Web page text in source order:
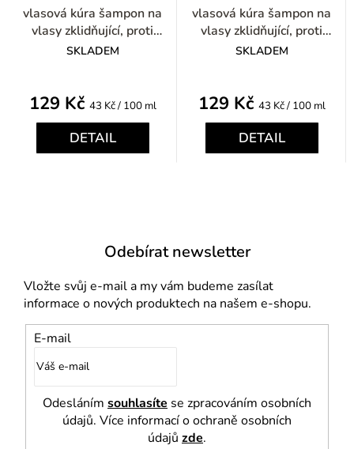
vlasová kúra šampon na
vlasy zklidňující, proti
svědění 300ml
SKLADEM
129 Kč Měrná
43 Kč / 100 ml
DETAIL
vlasová kúra šampon na
vlasy zklidňující, proti
svědění 300ml
SKLADEM
129 Kč Měrná
43 Kč / 100 ml
DETAIL
Odebírat newsletter
Vložte svůj e-mail a my vám budeme zasílat
informace o nových produktech na našem e-shopu.
E-mail
Odesláním souhlasíte se zpracováním osobních
údajů. Více informací o ochraně osobních
údajů zde.